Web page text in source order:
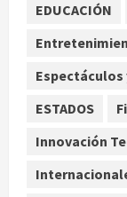
4
EDUCACIÓN
ESTADOS
Innovación